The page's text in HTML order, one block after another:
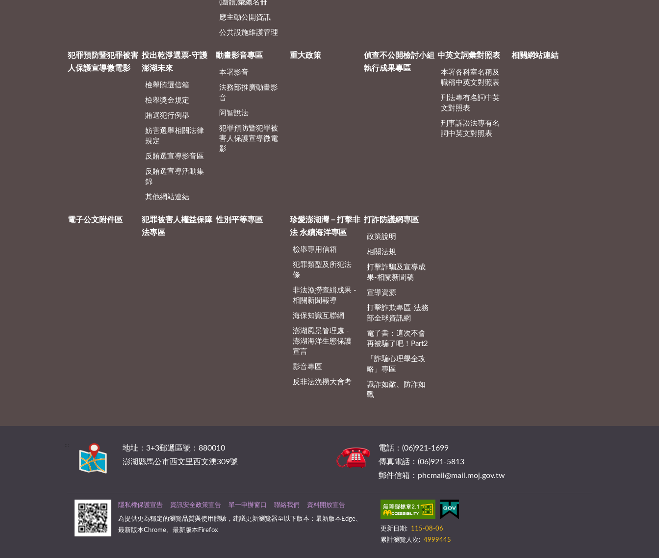
(團體)彙總名冊
應主動公開資訊
公共設施維護管理
犯罪預防暨犯罪被害
人保護宣導微電影
投出乾淨選票-守護
澎湖未來
檢舉賄選信箱
檢舉獎金規定
賄選犯行例舉
妨害選舉相關法律
規定
反賄選宣導影音區
反賄選宣導活動集
錦
其他網站連結
動畫影音專區
本署影音
法務部推廣動畫影
音
阿智說法
犯罪預防暨犯罪被
害人保護宣導微電
影
重大政策
偵查不公開檢討小組
執行成果專區
中英文詞彙對照表
本署各科室名稱及
職稱中英文對照表
刑法專有名詞中英
文對照表
刑事訴訟法專有名
詞中英文對照表
相關網站連結
電子公文附件區
犯罪被害人權益保障
法專區
性別平等專區
珍愛澎湖灣－打擊非
法 永續海洋專區
檢舉專用信箱
犯罪類型及所犯法
條
非法漁撈查緝成果 -
相關新聞報導
海保知識互聯網
澎湖風景管理處 -
澎湖海洋生態保護
宣言
影音專區
反非法漁撈大會考
打詐防護網專區
政策說明
相關法規
打擊詐騙及宣導成
果-相關新聞稿
宣導資源
打擊詐欺專區-法務
部全球資訊網
電子書：這次不會
再被騙了吧！Part2
「詐騙心理學全攻
略」專區
識詐如敵、防詐如
戰
地址：3+3郵遞區號：880010
澎湖縣馬公市西文里西文澳309號
電話：(06)921-1699
傳真電話：(06)921-5813
郵件信箱：phcmail@mail.moj.gov.tw
隱私權保護宣告 資訊安全政策宣告 單一申辦窗口 聯絡我們 資料開放宣告
為提供更為穩定的瀏覽品質與使用體驗，建議更新瀏覽器至以下版本：最新版本Edge、
最新版本Chrome、最新版本Firefox
更新日期:
115-08-06
累計瀏覽人次: 4999445